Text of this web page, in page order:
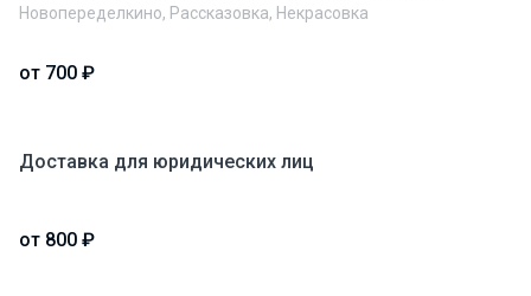
Новопеределкино, Рассказовка, Некрасовка
от 700 ₽
Доставка для юридических лиц
от 800 ₽